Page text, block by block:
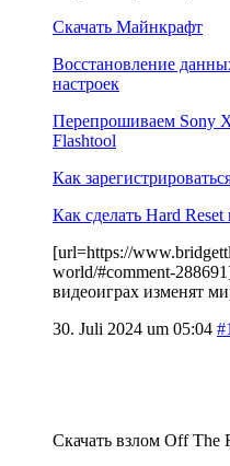
Скачать Майнкрафт
Восстановление
настроек
Перепрошиваем Sony
Flashtool
Как
Как сделать Hard Reset
[url=https://
world/#comment-
видеоиграх изменят
30. Juli 2024 um 05:04
Скачать взлом Off The